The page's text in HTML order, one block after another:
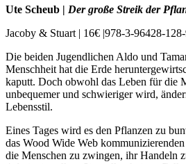
Ute Scheub | Der große Streik der
Jacoby & Stuart | 16€ |978-3-96428-
Die beiden Jugendlichen Aldo und
Menschheit hat die Erde
kaputt. Doch obwohl das Leben für die
unbequemer und schwieriger wird,
Lebensstil.
Eines Tages wird es den Pflanzen zu
das Wood Wide Web
die Menschen zu zwingen, ihr Handeln